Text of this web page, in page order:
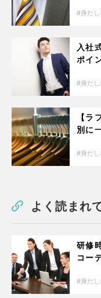
身だし
入社
ポイ
身だし
【ラ
別に
身だし
よく読まれ
研修
コー
身だし